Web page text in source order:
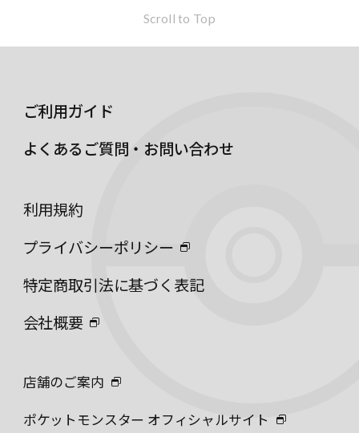
Scroll to Top
ご利用ガイド
よくあるご質問・お問い合わせ
利用規約
プライバシーポリシー
特定商取引法に基づく表記
会社概要
店舗のご案内
ポケットモンスター オフィシャルサイト